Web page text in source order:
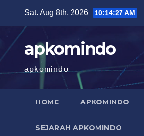
content
Sat. Aug 8th, 2026 10:14:27 AM
apkomindo
apkomindo
HOME APKOMINDO
SEJARAH APKOMINDO